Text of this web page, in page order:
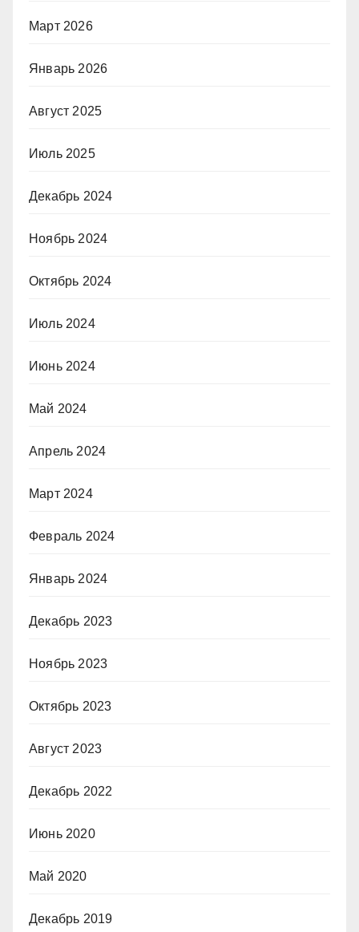
Март 2026
Январь 2026
Август 2025
Июль 2025
Декабрь 2024
Ноябрь 2024
Октябрь 2024
Июль 2024
Июнь 2024
Май 2024
Апрель 2024
Март 2024
Февраль 2024
Январь 2024
Декабрь 2023
Ноябрь 2023
Октябрь 2023
Август 2023
Декабрь 2022
Июнь 2020
Май 2020
Декабрь 2019